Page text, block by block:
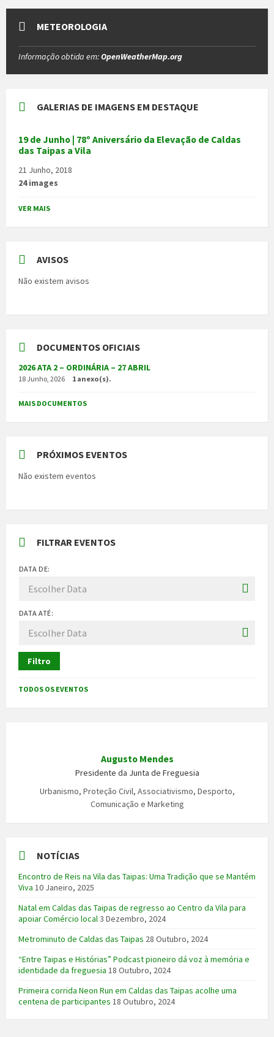
METEOROLOGIA
Informação obtida em:OpenWeatherMap.org
GALERIAS DE IMAGENS EM DESTAQUE
19 de Junho | 78º Aniversário da Elevação de Caldas
das Taipas a Vila
21 Junho, 2018
24 images
VER MAIS
AVISOS
Não existem avisos
DOCUMENTOS OFICIAIS
2026 ATA 2 – ORDINÁRIA – 27 ABRIL
18 Junho, 2026 1 anexo(s).
MAIS DOCUMENTOS
PRÓXIMOS EVENTOS
Não existem eventos
FILTRAR EVENTOS
DATA DE:
DATA ATÉ:
Filtro
TODOS OS EVENTOS
Augusto Mendes
Presidente da Junta de Freguesia
Urbanismo, Proteção Civil, Associativismo, Desporto,
Comunicação e Marketing
NOTÍCIAS
Encontro de Reis na Vila das Taipas: Uma Tradição que se Mantém
Viva 10 Janeiro, 2025
Natal em Caldas das Taipas de regresso ao Centro da Vila para
apoiar Comércio local3 Dezembro, 2024
Metrominuto de Caldas das Taipas 28 Outubro, 2024
“Entre Taipas e Histórias” Podcast pioneiro dá voz à memória e
identidade da freguesia 18 Outubro, 2024
Primeira corrida Neon Run em Caldas das Taipas acolhe uma
centena de participantes 18 Outubro, 2024